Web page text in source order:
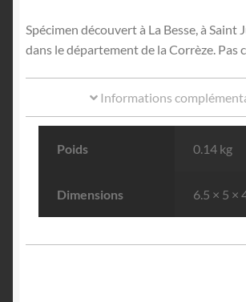
Spécimen découvert à La Besse, à Saint
dans le département de la Corrèze. Pas
Informations
Poids 0.14 kg
Dimensions 6.5 × 5 ×